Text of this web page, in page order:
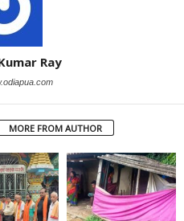
Ray
MORE FROM AUTHOR